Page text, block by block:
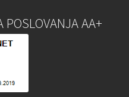
POSLOVANJA AA+